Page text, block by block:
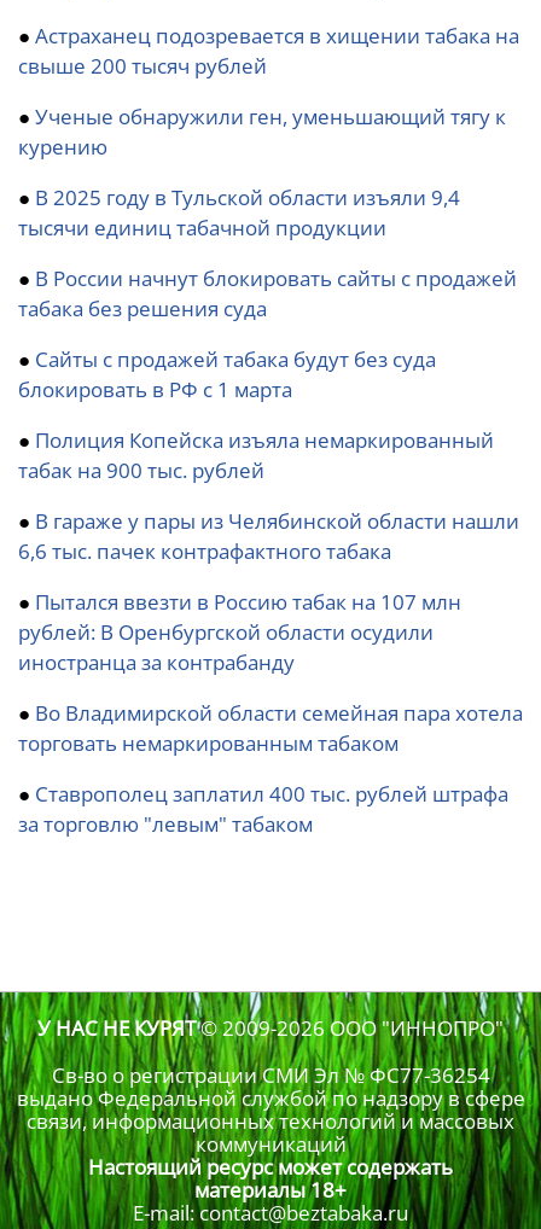
● Астраханец подозревается в хищении табака на
свыше 200 тысяч рублей
● Ученые обнаружили ген, уменьшающий тягу к
курению
● В 2025 году в Тульской области изъяли 9,4
тысячи единиц табачной продукции
● В России начнут блокировать сайты с продажей
табака без решения суда
● Сайты с продажей табака будут без суда
блокировать в РФ с 1 марта
● Полиция Копейска изъяла немаркированный
табак на 900 тыс. рублей
● В гараже у пары из Челябинской области нашли
6,6 тыс. пачек контрафактного табака
● Пытался ввезти в Россию табак на 107 млн
рублей: В Оренбургской области осудили
иностранца за контрабанду
● Во Владимирской области семейная пара хотела
торговать немаркированным табаком
● Ставрополец заплатил 400 тыс. рублей штрафа
за торговлю "левым" табаком
У НАС НЕ КУРЯТ© 2009-2026ООО "ИННОПРО"
Св-во о регистрации СМИ Эл № ФС77-36254
выдано Федеральной службой по надзору в сфере
связи, информационных технологий и массовых
коммуникаций
Настоящий ресурс может содержать
материалы 18+
E-mail: contact@beztabaka.ru